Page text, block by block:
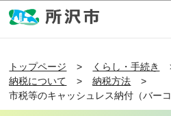
トップページ くらし・手続き
納税について
納税方法
市税等のキャッシュレス納付（バー